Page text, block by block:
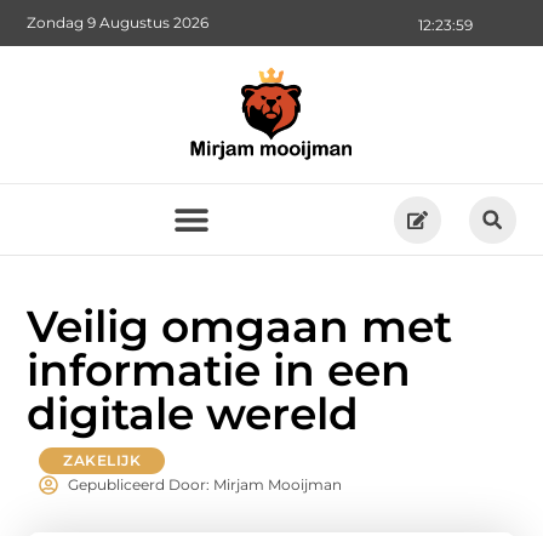
12:24:00
Zondag 9 Augustus 2026
Veilig omgaan met
informatie in een
digitale wereld
ZAKELIJK
Gepubliceerd Door: Mirjam Mooijman